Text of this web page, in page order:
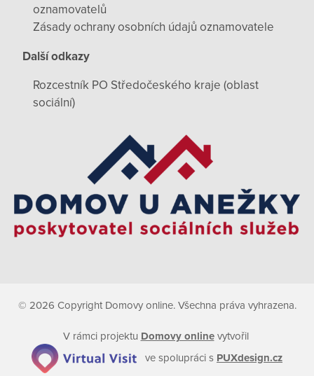
oznamovatelů
Zásady ochrany osobních údajů oznamovatele
Další odkazy
Rozcestník PO Středočeského kraje (oblast
sociální)
© 2026 Copyright Domovy online. Všechna práva vyhrazena.
V rámci projektu Domovy onlinevytvořil
ve spolupráci s PUXdesign.cz